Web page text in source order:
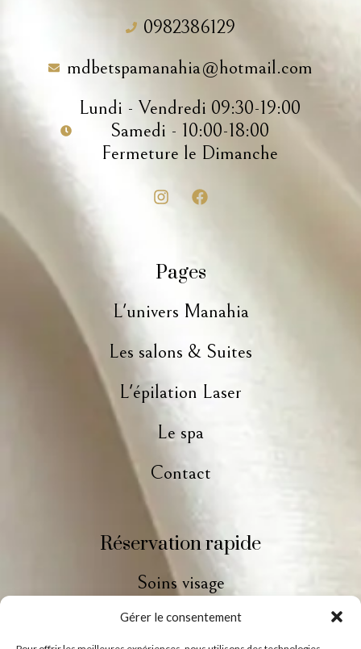
Gérer le consentement
0982386129
mdbetspamanahia@hotmail.com
Lundi - Vendredi 09:30-19:00
Samedi - 10:00-18:00
Fermeture le Dimanche
Pages
L'univers Manahia
Les salons & Suites
L'épilation Laser
Le spa
Contact
Réservation rapide
Soins visage
Soins corps